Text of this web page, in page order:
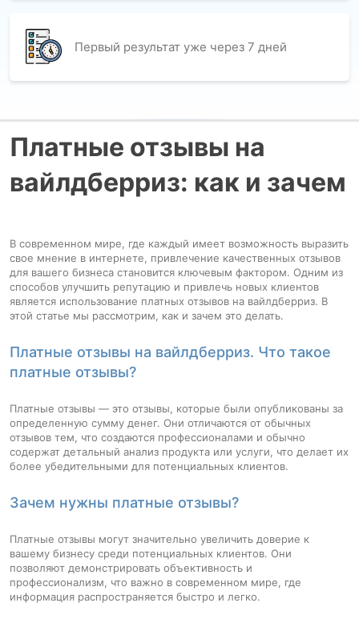
Первый результат уже через 7 дней
Платные отзывы на
вайлдберриз: как и зачем
В современном мире, где каждый имеет возможность выразить
свое мнение в интернете, привлечение качественных отзывов
для вашего бизнеса становится ключевым фактором. Одним из
способов улучшить репутацию и привлечь новых клиентов
является использование платных отзывов на вайлдберриз. В
этой статье мы рассмотрим, как и зачем это делать.
Платные отзывы на вайлдберриз. Что такое
платные отзывы?
Платные отзывы — это отзывы, которые были опубликованы за
определенную сумму денег. Они отличаются от обычных
отзывов тем, что создаются профессионалами и обычно
содержат детальный анализ продукта или услуги, что делает их
более убедительными для потенциальных клиентов.
Зачем нужны платные отзывы?
Платные отзывы могут значительно увеличить доверие к
вашему бизнесу среди потенциальных клиентов. Они
позволяют демонстрировать объективность и
профессионализм, что важно в современном мире, где
информация распространяется быстро и легко.